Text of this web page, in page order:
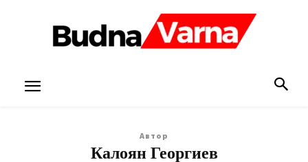
Автор
Калоян Георгиев